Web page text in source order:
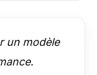
un modèle